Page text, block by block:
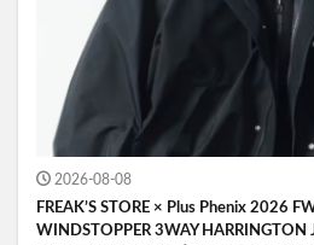
2026-08-08
FREAK’S STORE × Plus Phenix 2026
WINDSTOPPER 3WAY HARRINGTON